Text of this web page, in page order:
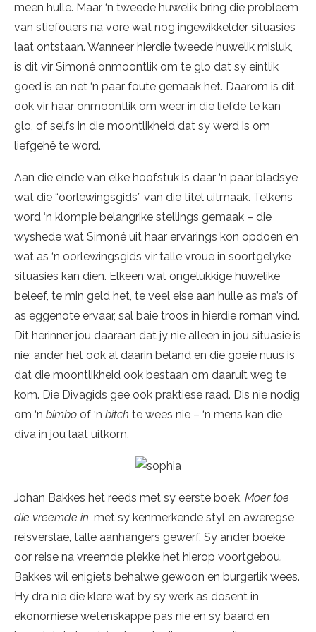
meen hulle. Maar ‘n tweede huwelik bring die probleem
van stiefouers na vore wat nog ingewikkelder situasies
laat ontstaan. Wanneer hierdie tweede huwelik misluk,
is dit vir Simoné onmoontlik om te glo dat sy eintlik
goed is en net ‘n paar foute gemaak het. Daarom is dit
ook vir haar onmoontlik om weer in die liefde te kan
glo, of selfs in die moontlikheid dat sy werd is om
liefgehê te word.
Aan die einde van elke hoofstuk is daar ‘n paar bladsye
wat die “oorlewingsgids” van die titel uitmaak. Telkens
word ‘n klompie belangrike stellings gemaak – die
wyshede wat Simoné uit haar ervarings kon opdoen en
wat as ‘n oorlewingsgids vir talle vroue in soortgelyke
situasies kan dien. Elkeen wat ongelukkige huwelike
beleef, te min geld het, te veel eise aan hulle as ma’s of
as eggenote ervaar, sal baie troos in hierdie roman vind.
Dit herinner jou daaraan dat jy nie alleen in jou situasie is
nie; ander het ook al daarin beland en die goeie nuus is
dat die moontlikheid ook bestaan om daaruit weg te
kom. Die Divagids gee ook praktiese raad. Dis nie nodig
om ‘n bimbo of ‘n bitch te wees nie – ‘n mens kan die
diva in jou laat uitkom.
Johan Bakkes het reeds met sy eerste boek, Moer toe
die vreemde in, met sy kenmerkende styl en aweregse
reisverslae, talle aanhangers gewerf. Sy ander boeke
oor reise na vreemde plekke het hierop voortgebou.
Bakkes wil enigiets behalwe gewoon en burgerlik wees.
Hy dra nie die klere wat by sy werk as dosent in
ekonomiese wetenskappe pas nie en sy baard en